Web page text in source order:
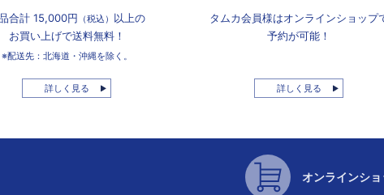
合計 15,000円 （税込） 以上の
お買い上げで送料無料！
※配送先：北海道・沖縄を除く。
詳しく見る
タムカ会員様はオンラインショップ
予約が可能！
詳しく見る
オンラインシ